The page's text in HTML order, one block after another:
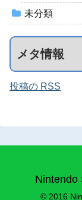
未分類
メタ情報
投稿の RSS
Nintendo
© 2016